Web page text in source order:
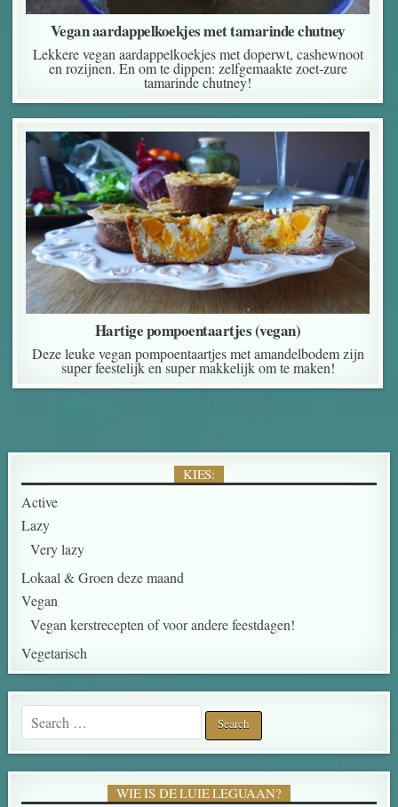
Vegan aardappelkoekjes met tamarinde chutney
Lekkere vegan aardappelkoekjes met doperwt, cashewnoot
en rozijnen. En om te dippen: zelfgemaakte zoet-zure
tamarinde chutney!
Hartige pompoentaartjes (vegan)
Deze leuke vegan pompoentaartjes met amandelbodem zijn
super feestelijk en super makkelijk om te maken!
KIES:
Active
Lazy
Very lazy
Lokaal & Groen deze maand
Vegan
Vegan kerstrecepten of voor andere feestdagen!
Vegetarisch
Search for:
WIE IS DE LUIE LEGUAAN?